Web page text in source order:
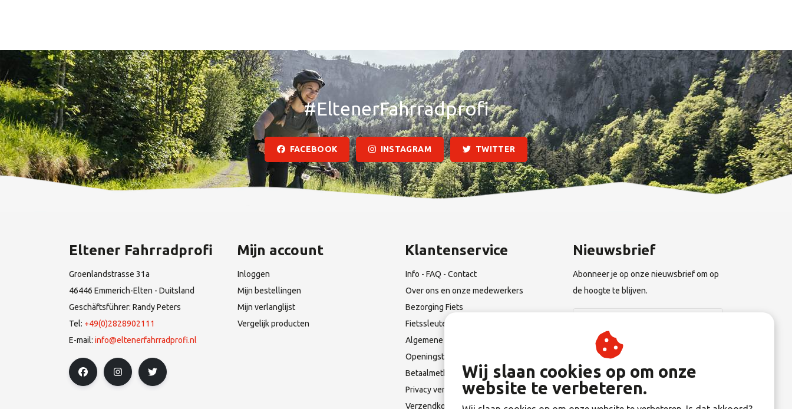
#EltenerFahrradprofi
FACEBOOK INSTAGRAM TWITTER
Eltener Fahrradprofi
Groenlandstrasse 31a
46446 Emmerich-Elten - Duitsland
Geschäftsführer: Randy Peters
Tel: +49(0)2828902111
E-mail: info@eltenerfahrradprofi.nl
Mijn account
Inloggen
Mijn bestellingen
Mijn verlanglijst
Vergelijk producten
Klantenservice
Info - FAQ - Contact
Over ons en onze medewerkers
Bezorging Fiets
Fietssleutel Verloren?
Algemene Leverings voorwaarden
Openingstijden & Route
Betaalmethoden
Privacy verklaring
Verzendkosten en Terugzendingen
Nieuwsbrief
Abonneer je op onze nieuwsbrief om op
de hoogte te blijven.
Abonneer
Wij slaan cookies op om onze
website te verbeteren.